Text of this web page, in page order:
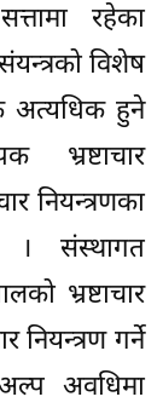
रहेका
विशेष
अत्यधिक हुने
भ्रष्टाचार
नियन्त्रणका
। संस्थागत
भ्रष्टाचार
नियन्त्रण गर्ने
अवधिमा